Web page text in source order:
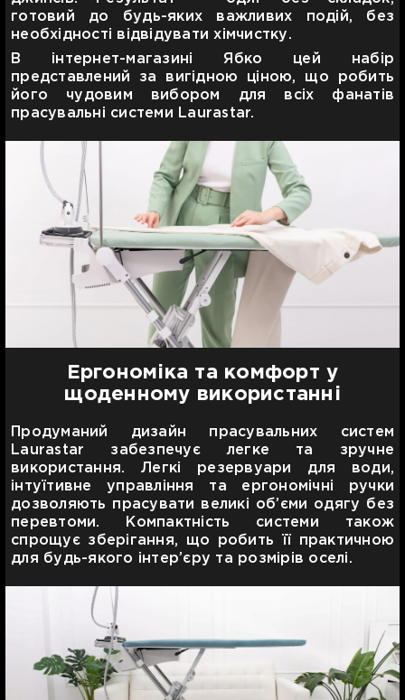
готовий до будь-яких важливих подій, без
необхідності відвідувати хімчистку.
В інтернет-магазині Ябко цей набір
представлений за вигідною ціною, що робить
його чудовим вибором для всіх фанатів
прасувальні системи Laurastar.
Ергономіка та комфорт у
щоденному використанні
Продуманий дизайн прасувальних систем
Laurastar забезпечує легке та зручне
використання. Легкі резервуари для води,
інтуїтивне управління та ергономічні ручки
дозволяють прасувати великі об’єми одягу без
перевтоми. Компактність системи також
спрощує зберігання, що робить її практичною
для будь-якого інтер’єру та розмірів оселі.